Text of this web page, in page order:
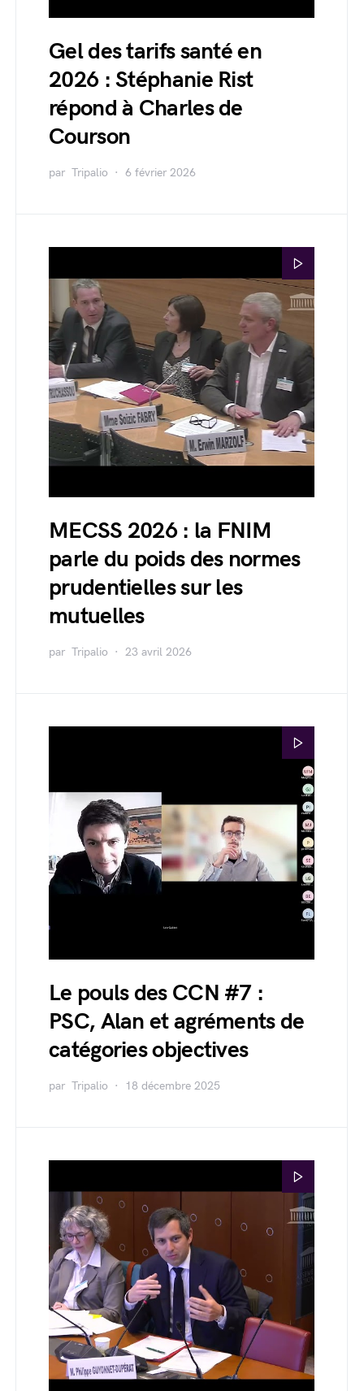
Gel des tarifs santé en
2026 : Stéphanie Rist
répond à Charles de
Courson
par Tripalio 6 février 2026
MECSS 2026 : la FNIM
parle du poids des normes
prudentielles sur les
mutuelles
par Tripalio 23 avril 2026
Le pouls des CCN #7 :
PSC, Alan et agréments de
catégories objectives
par Tripalio 18 décembre 2025